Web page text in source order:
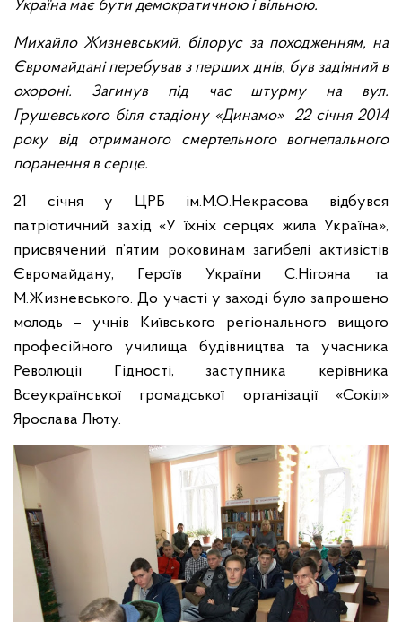
Україна має бути демократичною і вільною.
Михайло Жизневський, білорус за походженням, на
Євромайдані перебував з перших днів, був задіяний в
охороні. Загинув під час штурму на вул.
Грушевського біля стадіону «Динамо» 22 січня 2014
року від отриманого смертельного вогнепального
поранення в серце.
21 січня у ЦРБ ім.М.О.Некрасова відбувся
патріотичний захід «У їхніх серцях жила Україна»,
присвячений п’ятим роковинам загибелі активістів
Євромайдану, Героїв України С.Нігояна та
М.Жизневського. До участі у заході було запрошено
молодь – учнів Київського регіонального вищого
професійного училища будівництва та учасника
Революції Гідності, заступника керівника
Всеукраїнської громадської організації «Сокіл»
Ярослава Люту.